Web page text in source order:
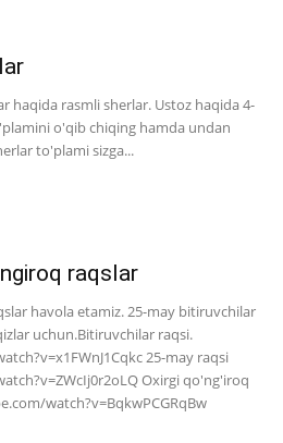
haqida rasmli sherlar. Ustoz haqida 4-
o'qib chiqing hamda undan
to'plami sizga...
raqslar
havola etamiz. 25-may bitiruvchilar
uchun.Bitiruvchilar raqsi.
25-may raqsi
Oxirgi qo'ng'iroq
watch?v=BqkwPCGRqBw